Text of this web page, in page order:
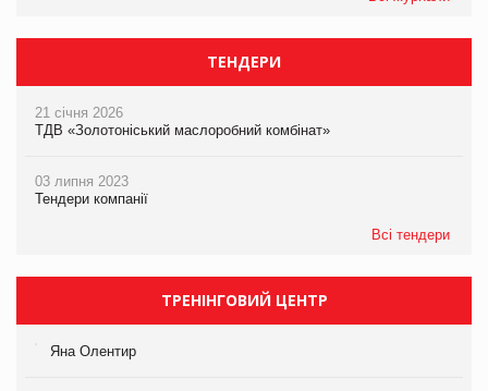
ТЕНДЕРИ
21 січня 2026
ТДВ «Золотоніський маслоробний комбінат»
03 липня 2023
Тендери компанії
Всі тендери
ТРЕНІНГОВИЙ ЦЕНТР
Яна Олентир